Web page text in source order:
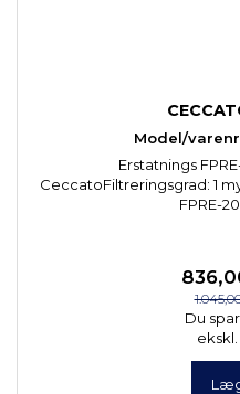
Model/
Erstatnings
CeccatoFiltreringsgrad: 1
FPRE-
Du